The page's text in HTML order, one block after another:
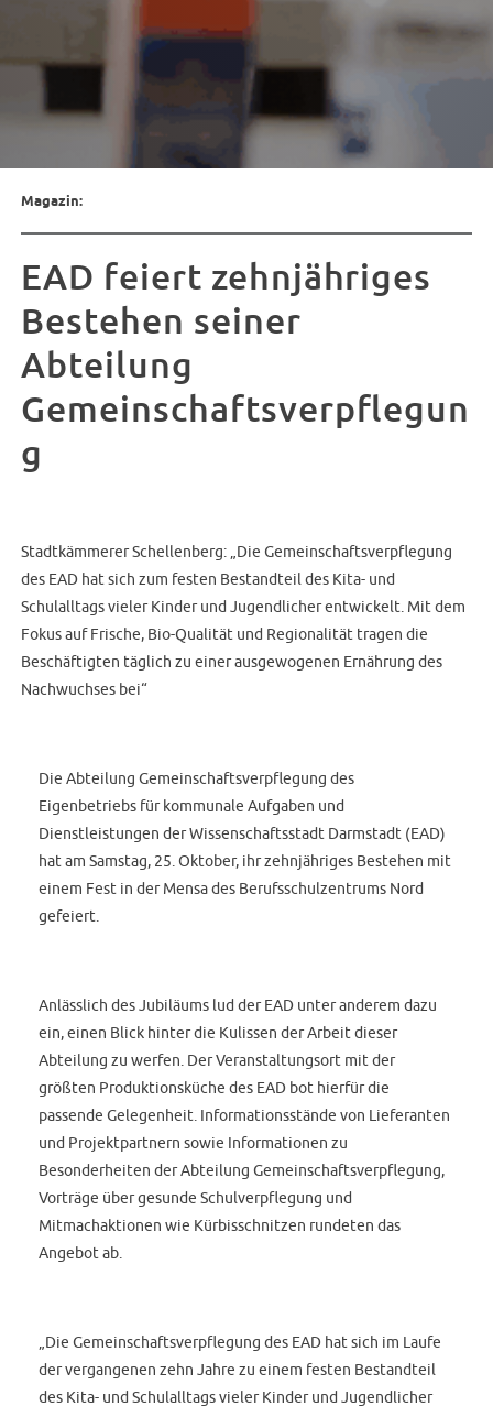
Magazin:
EAD feiert zehnjähriges
Bestehen seiner
Abteilung
Gemeinschaftsverpflegun
g
Stadtkämmerer Schellenberg: „Die Gemeinschaftsverpflegung
des EAD hat sich zum festen Bestandteil des Kita- und
Schulalltags vieler Kinder und Jugendlicher entwickelt. Mit dem
Fokus auf Frische, Bio-Qualität und Regionalität tragen die
Beschäftigten täglich zu einer ausgewogenen Ernährung des
Nachwuchses bei“
Die Abteilung Gemeinschaftsverpflegung des
Eigenbetriebs für kommunale Aufgaben und
Dienstleistungen der Wissenschaftsstadt Darmstadt (EAD)
hat am Samstag, 25. Oktober, ihr zehnjähriges Bestehen mit
einem Fest in der Mensa des Berufsschulzentrums Nord
gefeiert.
Anlässlich des Jubiläums lud der EAD unter anderem dazu
ein, einen Blick hinter die Kulissen der Arbeit dieser
Abteilung zu werfen. Der Veranstaltungsort mit der
größten Produktionsküche des EAD bot hierfür die
passende Gelegenheit. Informationsstände von Lieferanten
und Projektpartnern sowie Informationen zu
Besonderheiten der Abteilung Gemeinschaftsverpflegung,
Vorträge über gesunde Schulverpflegung und
Mitmachaktionen wie Kürbisschnitzen rundeten das
Angebot ab.
„Die Gemeinschaftsverpflegung des EAD hat sich im Laufe
der vergangenen zehn Jahre zu einem festen Bestandteil
des Kita- und Schulalltags vieler Kinder und Jugendlicher